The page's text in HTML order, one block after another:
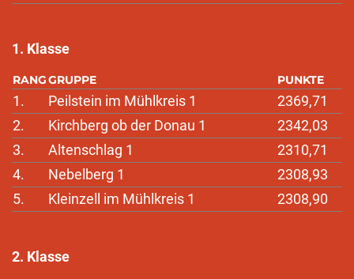
1. Klasse
RANGGRUPPE PUNKTE
1. Peilstein im Mühlkreis 1
2369,71
2.
Kirchberg ob der Donau 1
2342,03
3.
Altenschlag 1
2310,71
4.
Nebelberg 1
2308,93
5.
Kleinzell im Mühlkreis 1 2308,90
2. Klasse